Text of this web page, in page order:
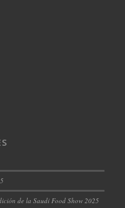
de la Saudi Food Show 2025